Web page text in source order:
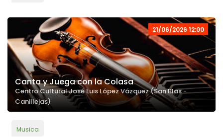
21/06/2026 12:00
Canta y Juega con la Colasa
Centro Cultural José Luis López Vázquez (San Blas -
Canillejas)
Musica